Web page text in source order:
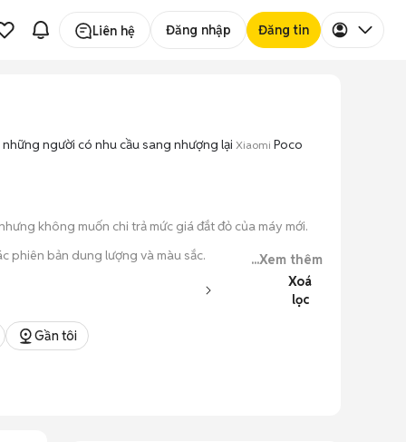
Liên hệ Đăng nhập Đăng tin
người có nhu cầu sang nhượng lại Xiaomi Poco
không muốn chi trả mức giá đắt đỏ của máy mới.
phiên bản dung lượng và màu sắc.
...Xem thêm
Xoá
lọc
Gần tôi